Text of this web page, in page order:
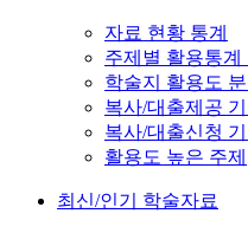
자료 현황 통계
주제별 활용통계
학술지 활용도
복사/대출제공
복사/대출신청
활용도 높은 주제
최신/인기 학술자료